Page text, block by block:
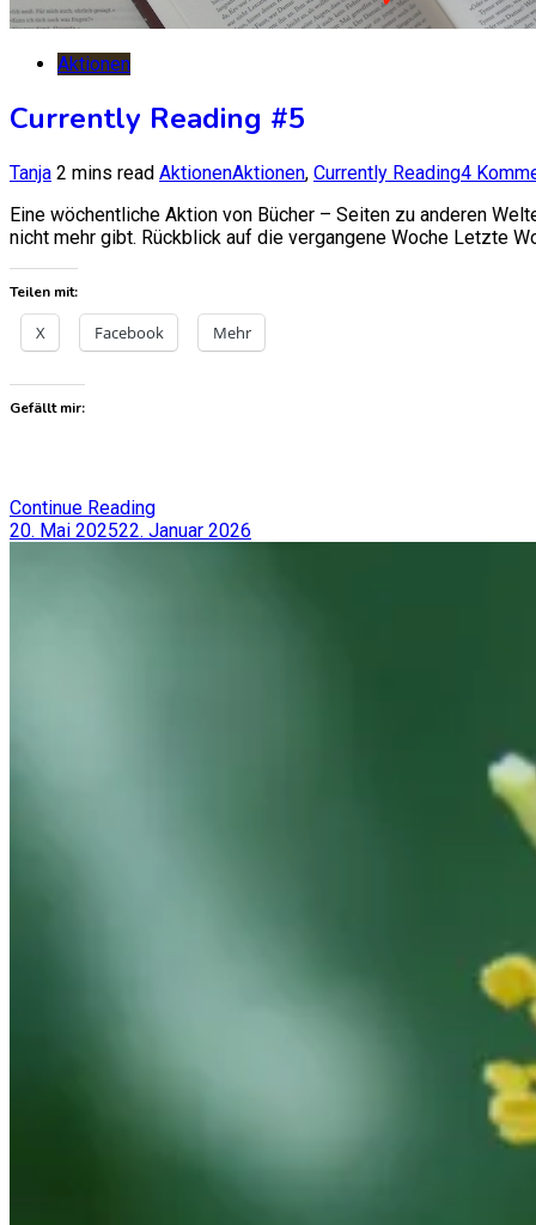
Aktionen
Currently Reading #5
Tanja 2 mins read AktionenAktionen, Currently Reading4
Eine wöchentliche Aktion von Bücher – Seiten zu anderen
nicht mehr gibt. Rückblick auf die vergangene Woche Letzte
Teilen mit:
X Facebook Mehr
Gefällt mir:
Continue Reading
20. Mai 202522. Januar 2026